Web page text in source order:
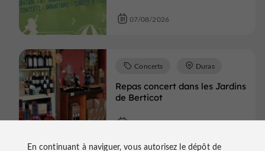
07/08/2026
Repas concert dans les Jardins
de Berticot
Concerts Duras
07/08/2026
En continuant à naviguer, vous autorisez le dépôt de